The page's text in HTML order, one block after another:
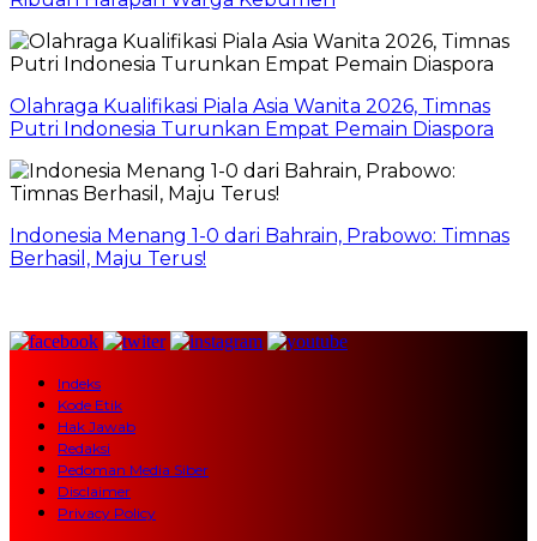
Olahraga Kualifikasi Piala Asia Wanita 2026, Timnas
Putri Indonesia Turunkan Empat Pemain Diaspora
Indonesia Menang 1-0 dari Bahrain, Prabowo: Timnas
Berhasil, Maju Terus!
Indeks
Kode Etik
Hak Jawab
Redaksi
Pedoman Media Siber
Disclaimer
Privacy Policy